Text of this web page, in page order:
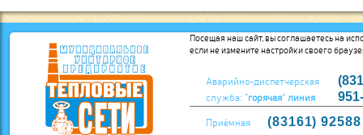
Посещая наш сайт, вы соглашаетесь на
если не измените настройки своего
Аварийно-диспетчерская
служба: "горячая" линия
Приёмная (83161) 92588